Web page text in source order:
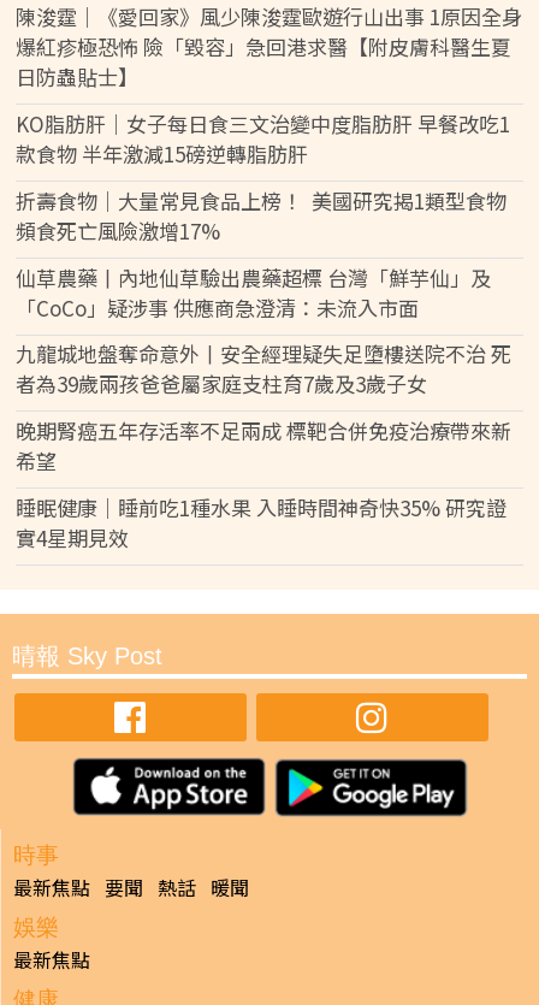
陳浚霆｜《愛回家》風少陳浚霆歐遊行山出事 1原因全身
爆紅疹極恐怖 險「毀容」急回港求醫【附皮膚科醫生夏
日防蟲貼士】
KO脂肪肝｜女子每日食三文治變中度脂肪肝 早餐改吃1
款食物 半年激減15磅逆轉脂肪肝
折壽食物｜大量常見食品上榜！ 美國研究揭1類型食物
頻食死亡風險激增17%
仙草農藥丨內地仙草驗出農藥超標 台灣「鮮芋仙」及
「CoCo」疑涉事 供應商急澄清：未流入市面
九龍城地盤奪命意外丨安全經理疑失足墮樓送院不治 死
者為39歲兩孩爸爸屬家庭支柱育7歲及3歲子女
晚期腎癌五年存活率不足兩成 標靶合併免疫治療帶來新
希望
睡眠健康｜睡前吃1種水果 入睡時間神奇快35% 研究證
實4星期見效
晴報 Sky Post
時事
最新焦點 要聞 熱話 暖聞
娛樂
最新焦點
健康